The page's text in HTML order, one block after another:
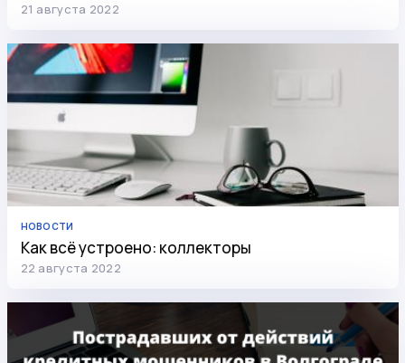
21 августа 2022
НОВОСТИ
Как всё устроено: коллекторы
22 августа 2022